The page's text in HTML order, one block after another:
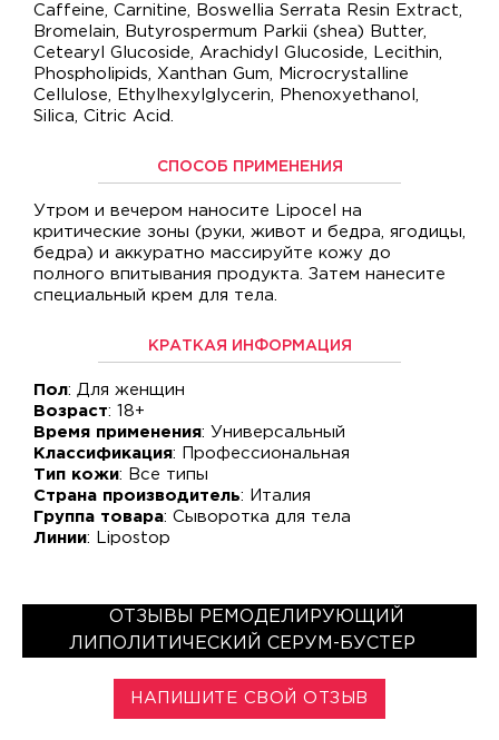
Caffeine, Carnitine, Boswellia Serrata Resin Extract,
Bromelain, Butyrospermum Parkii (shea) Butter,
Cetearyl Glucoside, Arachidyl Glucoside, Lecithin,
Phospholipids, Xanthan Gum, Microcrystalline
Cellulose, Ethylhexylglycerin, Phenoxyethanol,
Silica, Citric Acid.
СПОСОБ ПРИМЕНЕНИЯ
Утром и вечером наносите Lipocel на
критические зоны (руки, живот и бедра, ягодицы,
бедра) и аккуратно массируйте кожу до
полного впитывания продукта. Затем нанесите
специальный крем для тела.
КРАТКАЯ ИНФОРМАЦИЯ
Пол: Для женщин
Возраст: 18+
Время применения: Универсальный
Классификация: Профессиональная
Тип кожи: Все типы
Страна производитель: Италия
Группа товара: Сыворотка для тела
Линии: Lipostop
ОТЗЫВЫ РЕМОДЕЛИРУЮЩИЙ
ЛИПОЛИТИЧЕСКИЙ СЕРУМ-БУСТЕР
НАПИШИТЕ СВОЙ ОТЗЫВ